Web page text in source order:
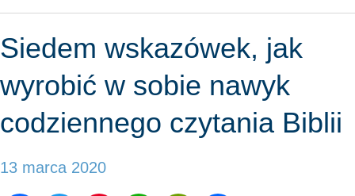
Siedem wskazówek, jak
wyrobić w sobie nawyk
codziennego czytania Biblii
13 marca 2020